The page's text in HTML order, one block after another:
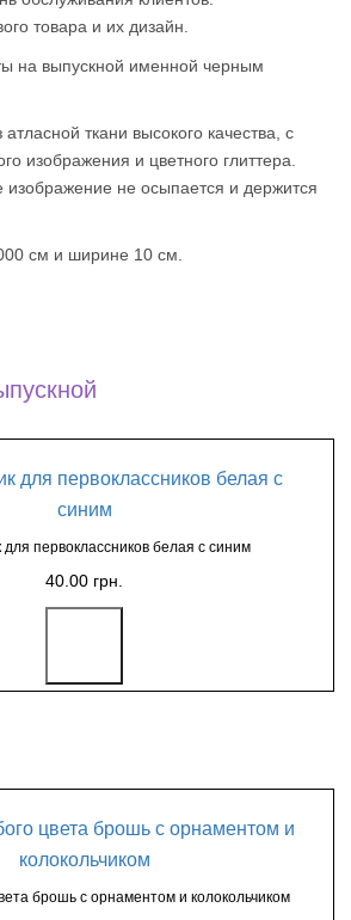
товара и их дизайн.
на выпускной именной черным
атласной ткани высокого качества, с
изображения и цветного глиттера.
изображение не осыпается и держится
см и ширине 10 см.
для первоклассников белая с синим
40.00 грн.
брошь с орнаментом и колокольчиком